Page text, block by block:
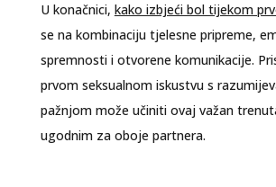
U konačnici, kako izbjeći bol tijekom
se na kombinaciju tjelesne pripreme,
spremnosti i otvorene komunikacije.
prvom seksualnom iskustvu s
pažnjom može učiniti ovaj važan
ugodnim za oboje partnera.